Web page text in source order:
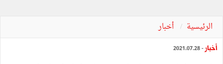
الرئيسية أخبار
أخبار - 2021.07.28